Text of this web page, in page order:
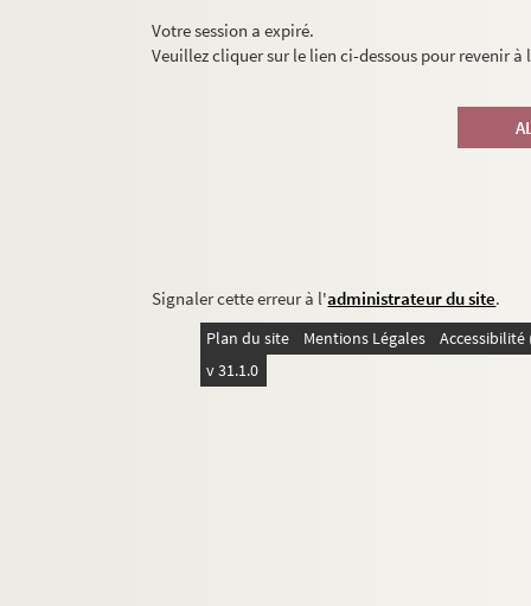
Votre session a expiré.
Veuillez cliquer sur le lien ci-dessous pour revenir
Signaler cette erreur à l'administrateur du site.
Plan du site Mentions Légales
v 31.1.0